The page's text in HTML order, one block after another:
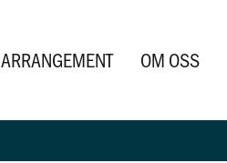
ARRANGEMENT OM OSS